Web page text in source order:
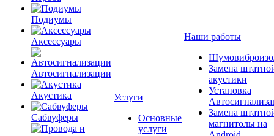
Подиумы
Аксессуары
Автосигнализации
Акустика
Сабвуферы
Услуги
Основные
услуги
Наши работы
Замена
акустики
Установка
Замена
магнитолы на